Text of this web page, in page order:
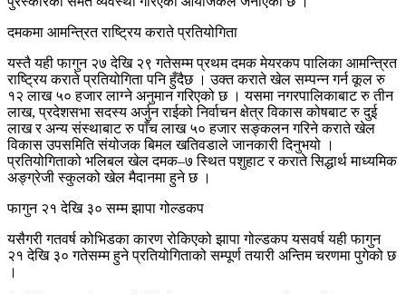
दमकमा आमन्त्रित राष्ट्रिय कराते प्रतियोगिता
यस्तै यही फागुन २७ देखि २९ गतेसम्म प्रथम दमक मेयरकप पालिका आमन्त्रित
राष्ट्रिय कराते प्रतियोगिता पनि हुँदैछ । उक्त कराते खेल सम्पन्न गर्न कूल रु
१२ लाख ५० हजार लाग्ने अनुमान गरिएको छ । यसमा नगरपालिकाबाट रु तीन
लाख, प्रदेशसभा सदस्य अर्जुन राईको निर्वाचन क्षेत्र विकास कोषबाट रु दुई
लाख र अन्य संस्थाबाट रु पाँच लाख ५० हजार सङ्कलन गरिने कराते खेल
विकास उपसमिति संयोजक बिमल खतिवडाले जानकारी दिनुभयो ।
प्रतियोगिताको भलिबल खेल दमक–७ स्थित पशुहाट र कराते सिद्धार्थ माध्यमिक
अङ्ग्रेजी स्कुलको खेल मैदानमा हुने छ ।
फागुन २१ देखि ३० सम्म झापा गोल्डकप
यसैगरी गतवर्ष कोभिडका कारण रोकिएको झापा गोल्डकप यसवर्ष यही फागुन
२१ देखि ३० गतेसम्म हुने प्रतियोगिताको सम्पूर्ण तयारी अन्तिम चरणमा पुगेको छ
।